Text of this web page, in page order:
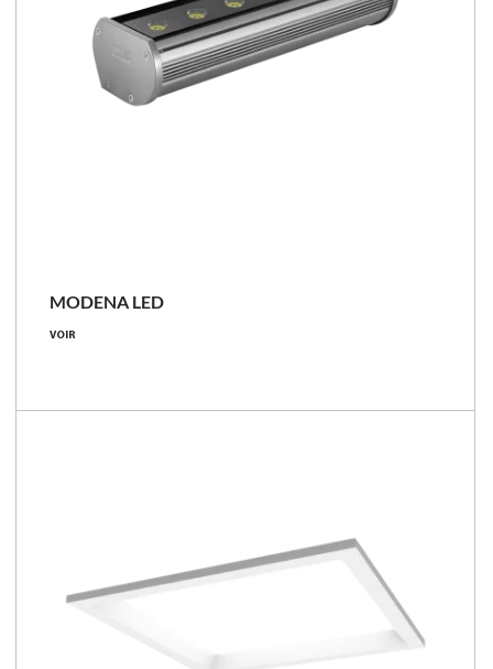
MODENA LED
VOIR